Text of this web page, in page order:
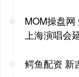
MOM操盘
上海演唱会
鳄鱼配资 新